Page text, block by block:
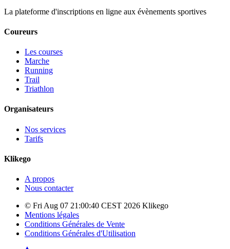
La plateforme d'inscriptions en ligne aux évènements sportives
Coureurs
Les courses
Marche
Running
Trail
Triathlon
Organisateurs
Nos services
Tarifs
Klikego
A propos
Nous contacter
© Fri Aug 07 21:00:40 CEST 2026 Klikego
Mentions légales
Conditions Générales de Vente
Conditions Générales d'Utilisation